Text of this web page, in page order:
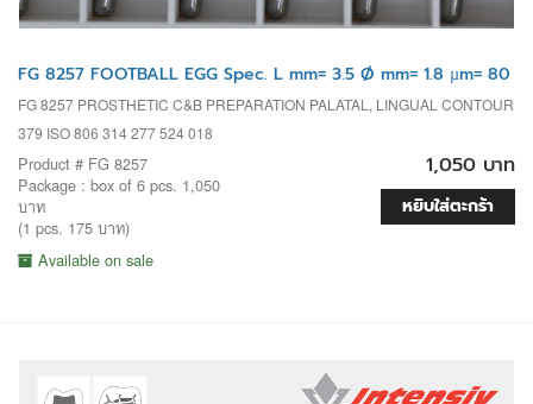
FG 8257 FOOTBALL EGG Spec. L mm= 3.5 Ø mm= 1.8 µm= 80
FG 8257 PROSTHETIC C&B PREPARATION PALATAL, LINGUAL CONTOUR
379 ISO 806 314 277 524 018
Product # FG 8257
Package : box of 6 pcs. 1,050
บาท
(1 pcs. 175 บาท)
Available on sale
1,050 บาท
หยิบใส่ตะกร้า